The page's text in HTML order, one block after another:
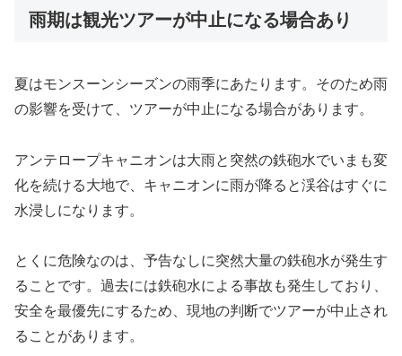
雨期は観光ツアーが中止になる場合あり
夏はモンスーンシーズンの雨季にあたります。そのため雨
の影響を受けて、ツアーが中止になる場合があります。
アンテロープキャニオンは大雨と突然の鉄砲水でいまも変
化を続ける大地で、キャニオンに雨が降ると渓谷はすぐに
水浸しになります。
とくに危険なのは、予告なしに突然大量の鉄砲水が発生す
ることです。過去には鉄砲水による事故も発生しており、
安全を最優先にするため、現地の判断でツアーが中止され
ることがあります。